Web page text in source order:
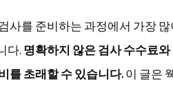
사를 준비하는 과정에서 가장
다. 명확하지 않은 검사 수수료
를 초래할 수 있습니다.이 글은